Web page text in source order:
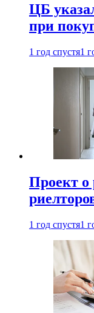
ЦБ
при
1 год спустя1
Проект о
1 год спустя1